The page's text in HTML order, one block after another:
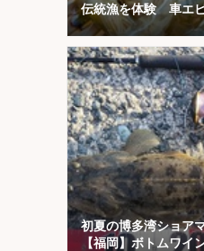
伝統漁を体験 車エ
岡】
初夏の博多湾ショア
【福岡】ボトムワイ